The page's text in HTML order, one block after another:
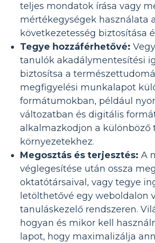
teljes mondatok írása vagy
mértékegységek használata a
következetesség biztosítása
Tegye hozzáférhetővé:
tanulók akadálymentesítési
biztosítsa a
megfigyelési munkalapot
formátumokban, például
változatban és digitális
alkalmazkodjon a különböző
környezetekhez.
Megosztás és terjesztés: A
véglegesítése után ossza
oktatótársaival, vagy tegye
letölthetővé egy weboldalon
tanuláskezelő rendszeren.
hogyan és mikor kell
lapot, hogy maximalizálja